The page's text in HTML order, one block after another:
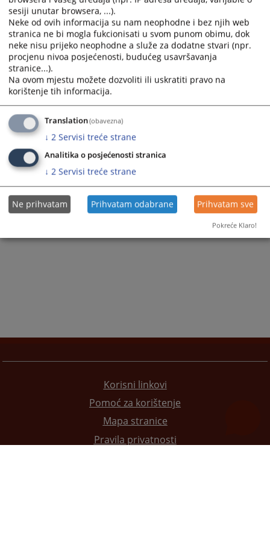
Korisni linkovi
Pomoć za korištenje
Mapa stranice
Pravila privatnosti
sesiji unutar browsera, ...).
Neke od ovih informacija su nam neophodne i bez njih web
stranica ne bi mogla fukcionisati u svom punom obimu, dok
neke nisu prijeko neophodne a služe za dodatne stvari (npr.
procjenu nivoa posjećenosti, budućeg usavršavanja
stranice...).
Na ovom mjestu možete dozvoliti ili uskratiti pravo na
korištenje tih informacija.
Translation(obavezna)
↓ 2 Servisi treće strane
Analitika o posjećenosti stranica
↓ 2 Servisi treće strane
Ne prihvatam Prihvatam odabrane Prihvatam sve
Pokreće Klaro!